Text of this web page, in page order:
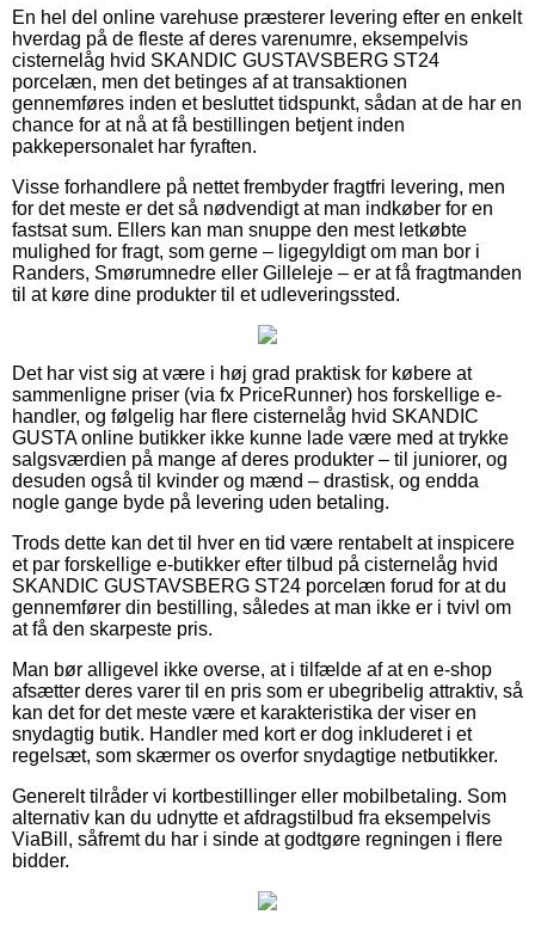
En hel del online varehuse præsterer levering efter en enkelt
hverdag på de fleste af deres varenumre, eksempelvis
cisternelåg hvid SKANDIC GUSTAVSBERG ST24
porcelæn, men det betinges af at transaktionen
gennemføres inden et besluttet tidspunkt, sådan at de har en
chance for at nå at få bestillingen betjent inden
pakkepersonalet har fyraften.
Visse forhandlere på nettet frembyder fragtfri levering, men
for det meste er det så nødvendigt at man indkøber for en
fastsat sum. Ellers kan man snuppe den mest letkøbte
mulighed for fragt, som gerne – ligegyldigt om man bor i
Randers, Smørumnedre eller Gilleleje – er at få fragtmanden
til at køre dine produkter til et udleveringssted.
Det har vist sig at være i høj grad praktisk for købere at
sammenligne priser (via fx PriceRunner) hos forskellige e-
handler, og følgelig har flere cisternelåg hvid SKANDIC
GUSTA online butikker ikke kunne lade være med at trykke
salgsværdien på mange af deres produkter – til juniorer, og
desuden også til kvinder og mænd – drastisk, og endda
nogle gange byde på levering uden betaling.
Trods dette kan det til hver en tid være rentabelt at inspicere
et par forskellige e-butikker efter tilbud på cisternelåg hvid
SKANDIC GUSTAVSBERG ST24 porcelæn forud for at du
gennemfører din bestilling, således at man ikke er i tvivl om
at få den skarpeste pris.
Man bør alligevel ikke overse, at i tilfælde af at en e-shop
afsætter deres varer til en pris som er ubegribelig attraktiv, så
kan det for det meste være et karakteristika der viser en
snydagtig butik. Handler med kort er dog inkluderet i et
regelsæt, som skærmer os overfor snydagtige netbutikker.
Generelt tilråder vi kortbestillinger eller mobilbetaling. Som
alternativ kan du udnytte et afdragstilbud fra eksempelvis
ViaBill, såfremt du har i sinde at godtgøre regningen i flere
bidder.